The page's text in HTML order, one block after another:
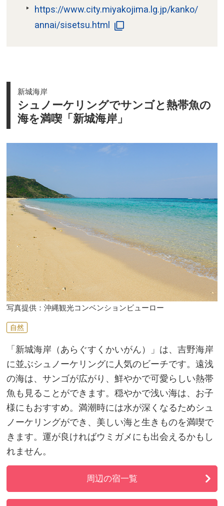
https://www.city.miyakojima.lg.jp/kanko/
annai/sisetsu.html
新城海岸
シュノーケリングでサンゴと熱帯魚の
海を満喫「新城海岸」
写真提供：沖縄観光コンベンションビューロー
自然
「新城海岸（あらぐすくかいがん）」は、吉野海岸
に並ぶシュノーケリングに人気のビーチです。遠浅
の海は、サンゴが広がり、鮮やかで可愛らしい熱帯
魚も見ることができます。穏やかで浅い海は、お子
様にもおすすめ。満潮時には水が深くなるためシュ
ノーケリングができ、美しい海と生きものを満喫で
きます。運が良ければウミガメにも出会えるかもし
れません。
周辺の宿一覧